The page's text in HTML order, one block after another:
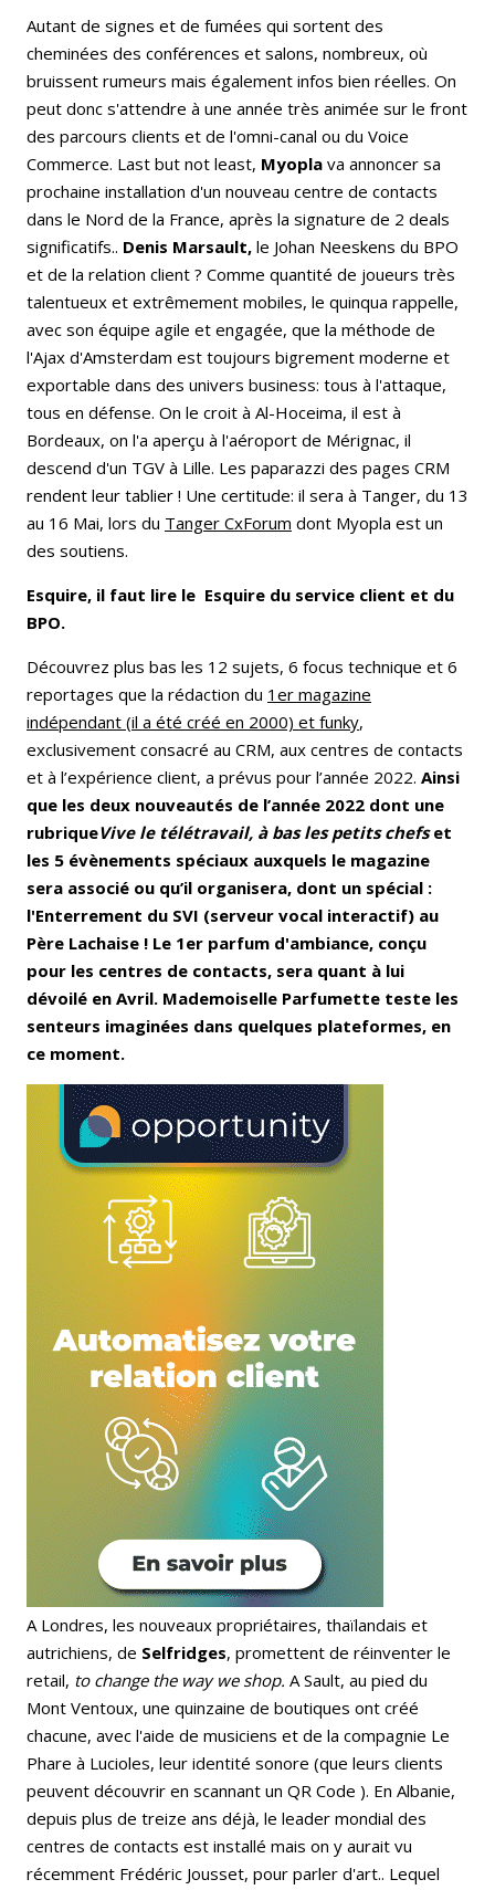
Autant de signes et de fumées qui sortent des
cheminées des conférences et salons, nombreux, où
bruissent rumeurs mais également infos bien réelles. On
peut donc s'attendre à une année très animée sur le front
des parcours clients et de l'omni-canal ou du Voice
Commerce. Last but not least, Myopla va annoncer sa
prochaine installation d'un nouveau centre de contacts
dans le Nord de la France, après la signature de 2 deals
significatifs.. Denis Marsault, le Johan Neeskens du BPO
et de la relation client ? Comme quantité de joueurs très
talentueux et extrêmement mobiles, le quinqua rappelle,
avec son équipe agile et engagée, que la méthode de
l'Ajax d'Amsterdam est toujours bigrement moderne et
exportable dans des univers business: tous à l'attaque,
tous en défense. On le croit à Al-Hoceima, il est à
Bordeaux, on l'a aperçu à l'aéroport de Mérignac, il
descend d'un TGV à Lille. Les paparazzi des pages CRM
rendent leur tablier ! Une certitude: il sera à Tanger, du 13
au 16 Mai, lors du Tanger CxForum dont Myopla est un
des soutiens.
Esquire, il faut lire le Esquire du service client et du
BPO.
Découvrez plus bas les 12 sujets, 6 focus technique et 6
reportages que la rédaction du 1er magazine
indépendant (il a été créé en 2000) et funky,
exclusivement consacré au CRM, aux centres de contacts
et à l’expérience client, a prévus pour l’année 2022. Ainsi
que les deux nouveautés de l’année 2022 dont une
rubriqueVive le télétravail, à bas les petits chefset
les 5 évènements spéciaux auxquels le magazine
sera associé ou qu’il organisera, dont un spécial :
l'Enterrement du SVI (serveur vocal interactif) au
Père Lachaise ! Le 1er parfum d'ambiance, conçu
pour les centres de contacts, sera quant à lui
dévoilé en Avril. Mademoiselle Parfumette teste les
senteurs imaginées dans quelques plateformes, en
ce moment.
A Londres, les nouveaux propriétaires, thaïlandais et
autrichiens, de Selfridges, promettent de réinventer le
retail, to change the way we shop. A Sault, au pied du
Mont Ventoux, une quinzaine de boutiques ont créé
chacune, avec l'aide de musiciens et de la compagnie Le
Phare à Lucioles, leur identité sonore (que leurs clients
peuvent découvrir en scannant un QR Code ). En Albanie,
depuis plus de treize ans déjà, le leader mondial des
centres de contacts est installé mais on y aurait vu
récemment Frédéric Jousset, pour parler d'art.. Lequel